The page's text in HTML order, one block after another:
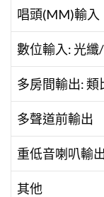
唱頭(MM)輸入
數位輸入: 光纖
多房間輸出: 類
多聲道前輸出
重低音喇叭輸
其他